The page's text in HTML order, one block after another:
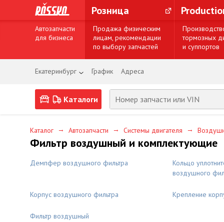
Розница
Автозапчасти
для бизнеса
Продажа физическим
лицам, рекомендации
по выбору запчастей
тормозных
и суппортов
Екатеринбург График Адреса
Каталоги
Каталог → Автозапчасти → Системы двигателя →
Фильтр воздушный и комплектующие
Демпфер воздушного фильтра
Кольцо
воздушного
Корпус воздушного фильтра Крепление
Фильтр воздушный